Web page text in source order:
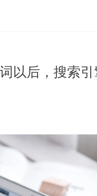
以后，搜索